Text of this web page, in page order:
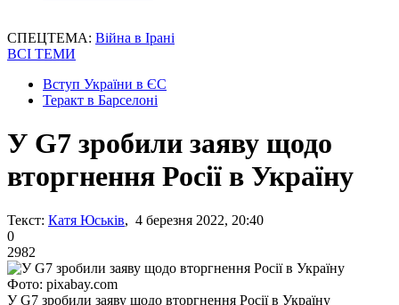
СПЕЦТЕМА: Війна в Ірані
ВСІ ТЕМИ
Вступ України в ЄС
Теракт в Барселоні
У G7 зробили заяву щодо
вторгнення Росії в Україну
Текст: Катя Юськів, 4 березня 2022, 20:40
0
2982
Фото: pixabay.com
У G7 зробили заяву щодо вторгнення Росії в Україну